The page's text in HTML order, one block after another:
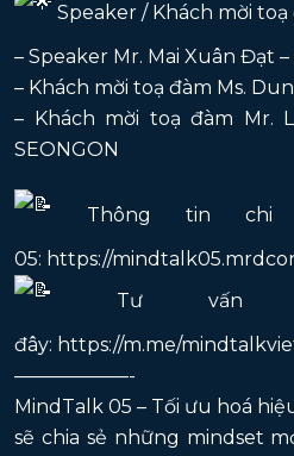
Speaker / Khách mời toạ
– Speaker Mr. Mai Xuân Đạt
– Khách mời toạ đàm Ms.
– Khách mời toạ đàm Mr.
SEONGON
Thông tin chi
05: https://
Tư vấn
đây: https://m.me/
——————-
MindTalk 05 – Tối ưu hoá
sẽ chia sẻ những mindset